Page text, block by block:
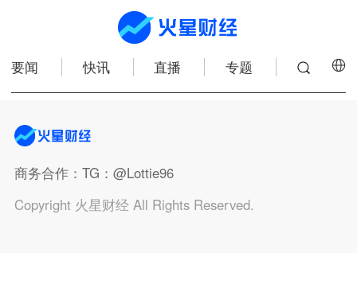
要闻 快讯 直播 专题
商务合作：TG：@Lottie96
Copyright 火星财经 All Rights Reserved.